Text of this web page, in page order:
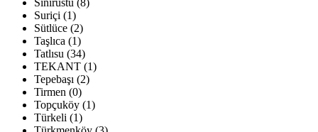
Sınırüstü (8)
Suriçi (1)
Sütlüce (2)
Taşlıca (1)
Tatlısu (34)
TEKANT (1)
Tepebaşı (2)
Tirmen (0)
Topçuköy (1)
Türkeli (1)